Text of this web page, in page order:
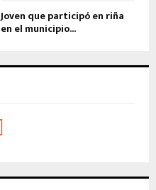
Joven que participó en riña
en el municipio...